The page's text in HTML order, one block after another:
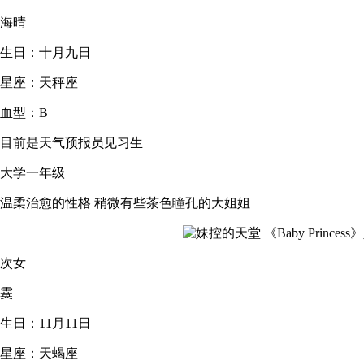
海晴
生日：十月九日
星座：天秤座
血型：B
目前是天气预报员见习生
大学一年级
温柔治愈的性格 稍微有些茶色瞳孔的大姐姐
次女
霙
生日：11月11日
星座：天蝎座